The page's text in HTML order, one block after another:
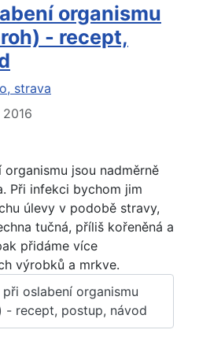
organismu
- recept,
strava
jsou nadměrně
Při infekci bychom jim
úlevy v podobě stravy,
tučná, příliš kořeněná a
přidáme více
výrobků a mrkve.
oslabení organismu
- recept, postup, návod